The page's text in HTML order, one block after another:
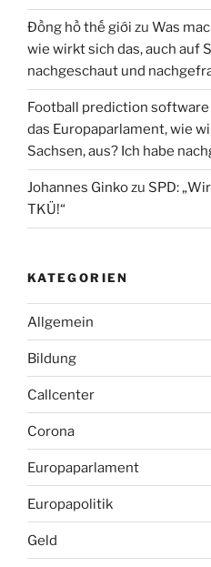
Đồng hồ thế giới zu Was
wie wirkt sich das, auch auf
nachgeschaut und
Football prediction software
das Europaparlament, wie
Sachsen, aus? Ich habe
Johannes Ginkozu SPD:
TKÜ!“
KATEGORIEN
Allgemein
Bildung
Callcenter
Corona
Europaparlament
Europapolitik
Geld